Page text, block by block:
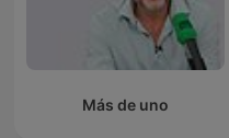
Más de uno